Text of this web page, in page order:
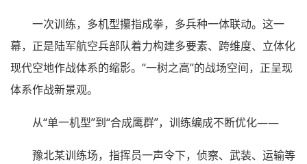
一次训练，多机型攥指成拳，多兵种一体联动。这一
幕，正是陆军航空兵部队着力构建多要素、跨维度、立体化
现代空地作战体系的缩影。“一树之高”的战场空间，正呈现
体系作战新景观。
从“单一机型”到“合成鹰群”，训练编成不断优化——
豫北某训练场，指挥员一声令下，侦察、武装、运输等